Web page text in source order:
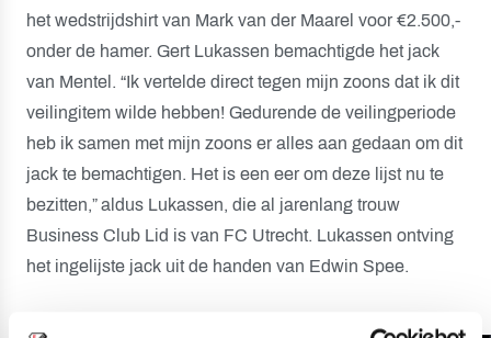
het wedstrijdshirt van Mark van der Maarel voor €2.500,-
onder de hamer. Gert Lukassen bemachtigde het jack
van Mentel. “Ik vertelde direct tegen mijn zoons dat ik dit
veilingitem wilde hebben! Gedurende de veilingperiode
heb ik samen met mijn zoons er alles aan gedaan om dit
jack te bemachtigen. Het is een eer om deze lijst nu te
bezitten,” aldus Lukassen, die al jarenlang trouw
Business Club Lid is van FC Utrecht. Lukassen ontving
het ingelijste jack uit de handen van Edwin Spee.